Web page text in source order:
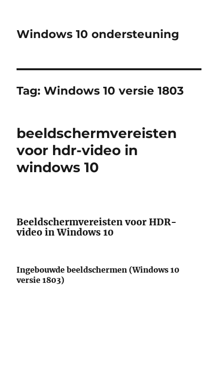
Windows 10 ondersteuning
Tag:Windows 10 versie 1803
beeldschermvereisten
voor hdr-video in
windows 10
Beeldschermvereisten voor HDR-
video in Windows 10
Ingebouwde beeldschermen (Windows 10
versie 1803)